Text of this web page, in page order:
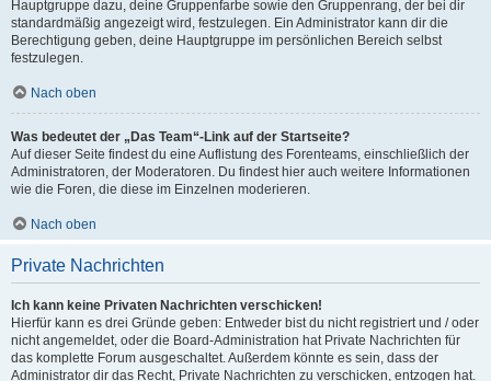
Hauptgruppe dazu, deine Gruppenfarbe sowie den Gruppenrang, der bei dir
standardmäßig angezeigt wird, festzulegen. Ein Administrator kann dir die
Berechtigung geben, deine Hauptgruppe im persönlichen Bereich selbst
festzulegen.
Nach oben
Was bedeutet der „Das Team“-Link auf der Startseite?
Auf dieser Seite findest du eine Auflistung des Forenteams, einschließlich der
Administratoren, der Moderatoren. Du findest hier auch weitere Informationen
wie die Foren, die diese im Einzelnen moderieren.
Nach oben
Private Nachrichten
Ich kann keine Privaten Nachrichten verschicken!
Hierfür kann es drei Gründe geben: Entweder bist du nicht registriert und / oder
nicht angemeldet, oder die Board-Administration hat Private Nachrichten für
das komplette Forum ausgeschaltet. Außerdem könnte es sein, dass der
Administrator dir das Recht, Private Nachrichten zu verschicken, entzogen hat.